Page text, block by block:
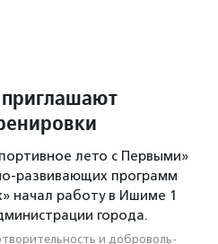
лето с Первыми»
развивающих программ
начал работу в Ишиме 1
города.
и доброволь­